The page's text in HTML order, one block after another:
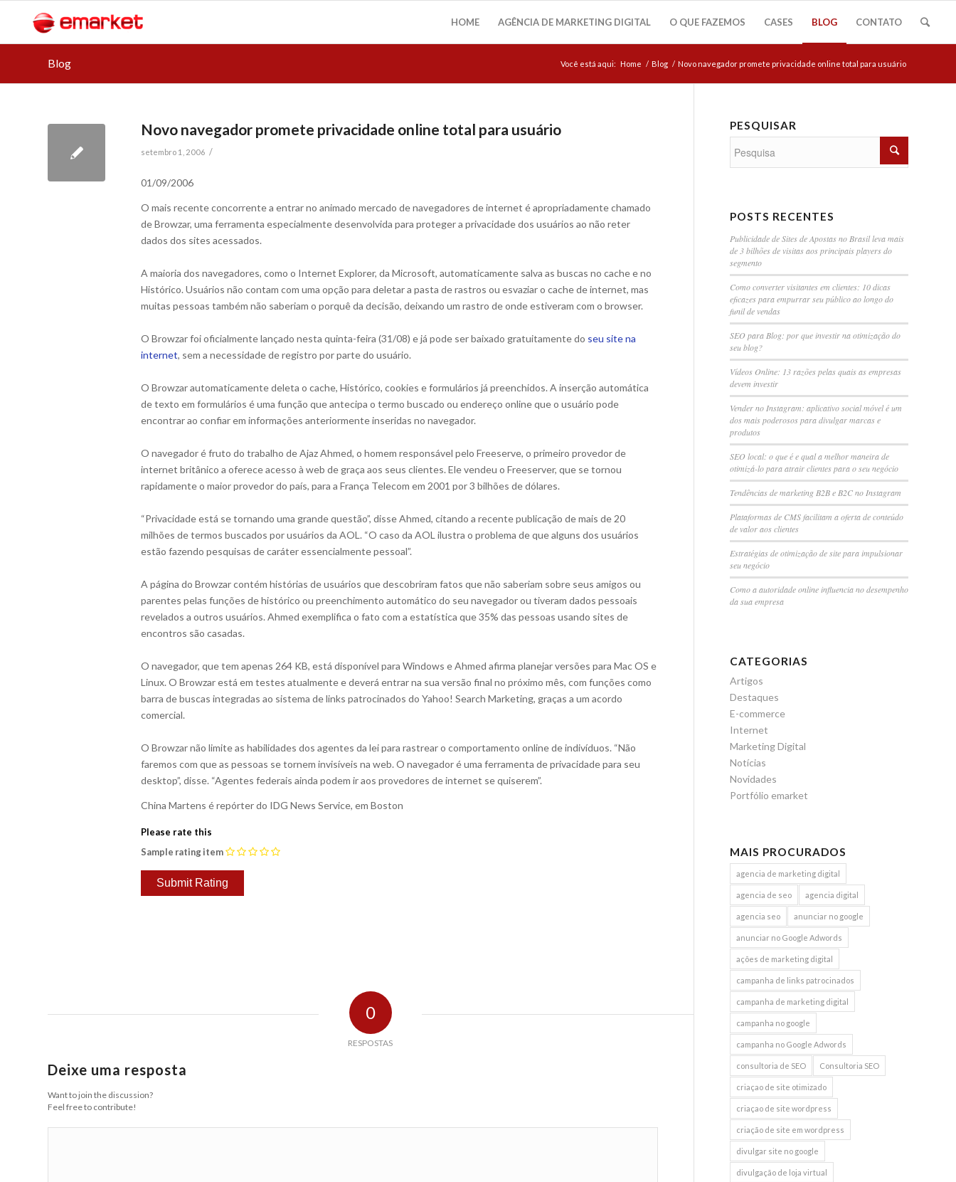
HOME AGÊNCIA DE MARKETING DIGITAL O QUE FAZEMOS CASES BLOG CONTATO
Blog Você está aqui: Home / Blog / Novo navegador promete privacidade online total para usuário
Novo navegador promete privacidade online total para usuário
setembro 1, 2006 /
01/09/2006
O mais recente concorrente a entrar no animado mercado de navegadores de internet é apropriadamente chamado
de Browzar, uma ferramenta especialmente desenvolvida para proteger a privacidade dos usuários ao não reter
dados dos sites acessados.
A maioria dos navegadores, como o Internet Explorer, da Microsoft, automaticamente salva as buscas no cache e no
Histórico. Usuários não contam com uma opção para deletar a pasta de rastros ou esvaziar o cache de internet, mas
muitas pessoas também não saberiam o porquê da decisão, deixando um rastro de onde estiveram com o browser.
O Browzar foi oficialmente lançado nesta quinta-feira (31/08) e já pode ser baixado gratuitamente do seu site na
internet, sem a necessidade de registro por parte do usuário.
O Browzar automaticamente deleta o cache, Histórico, cookies e formulários já preenchidos. A inserção automática
de texto em formulários é uma função que antecipa o termo buscado ou endereço online que o usuário pode
encontrar ao confiar em informações anteriormente inseridas no navegador.
O navegador é fruto do trabalho de Ajaz Ahmed, o homem responsável pelo Freeserve, o primeiro provedor de
internet britânico a oferece acesso à web de graça aos seus clientes. Ele vendeu o Freeserver, que se tornou
rapidamente o maior provedor do país, para a França Telecom em 2001 por 3 bilhões de dólares.
“Privacidade está se tornando uma grande questão”, disse Ahmed, citando a recente publicação de mais de 20
milhões de termos buscados por usuários da AOL. “O caso da AOL ilustra o problema de que alguns dos usuários
estão fazendo pesquisas de caráter essencialmente pessoal”.
A página do Browzar contém histórias de usuários que descobriram fatos que não saberiam sobre seus amigos ou
parentes pelas funções de histórico ou preenchimento automático do seu navegador ou tiveram dados pessoais
revelados a outros usuários. Ahmed exemplifica o fato com a estatística que 35% das pessoas usando sites de
encontros são casadas.
O navegador, que tem apenas 264 KB, está disponível para Windows e Ahmed afirma planejar versões para Mac OS e
Linux. O Browzar está em testes atualmente e deverá entrar na sua versão final no próximo mês, com funções como
barra de buscas integradas ao sistema de links patrocinados do Yahoo! Search Marketing, graças a um acordo
comercial.
O Browzar não limite as habilidades dos agentes da lei para rastrear o comportamento online de indivíduos. “Não
faremos com que as pessoas se tornem invisíveis na web. O navegador é uma ferramenta de privacidade para seu
desktop”, disse. “Agentes federais ainda podem ir aos provedores de internet se quiserem”.
China Martens é repórter do IDG News Service, em Boston
Please rate this
Sample rating item
0
RESPOSTAS
Deixe uma resposta
Want to join the discussion?
Feel free to contribute!
PESQUISAR
POSTS RECENTES
Publicidade de Sites de Apostas no Brasil leva mais
de 3 bilhões de visitas aos principais players do
segmento
Como converter visitantes em clientes: 10 dicas
eficazes para empurrar seu público ao longo do
funil de vendas
SEO para Blog: por que investir na otimização do
seu blog?
Vídeos Online: 13 razões pelas quais as empresas
devem investir
Vender no Instagram: aplicativo social móvel é um
dos mais poderosos para divulgar marcas e
produtos
SEO local: o que é e qual a melhor maneira de
otimizá-lo para atrair clientes para o seu negócio
Tendências de marketing B2B e B2C no Instagram
Plataformas de CMS facilitam a oferta de conteúdo
de valor aos clientes
Estratégias de otimização de site para impulsionar
seu negócio
Como a autoridade online influencia no desempenho
da sua empresa
CATEGORIAS
Artigos
Destaques
E-commerce
Internet
Marketing Digital
Notícias
Novidades
Portfólio emarket
MAIS PROCURADOS
agencia de marketing digital
agencia de seo agencia digital
agencia seo anunciar no google
anunciar no Google Adwords
ações de marketing digital
campanha de links patrocinados
campanha de marketing digital
campanha no google
campanha no Google Adwords
consultoria de SEO Consultoria SEO
criaçao de site otimizado
criaçao de site wordpress
criação de site em wordpress
divulgar site no google
divulgação de loja virtual